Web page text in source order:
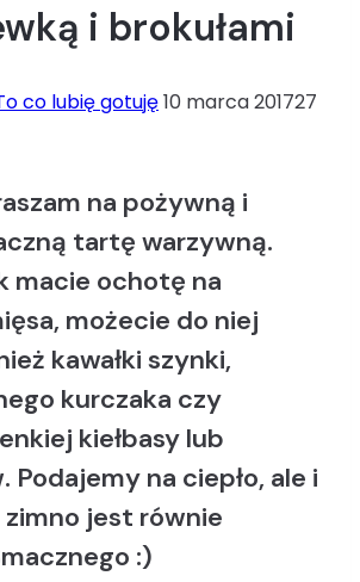
i brokułami
co lubię gotuję10 marca 201727
na pożywną i
tartę warzywną.
macie ochotę na
możecie do niej
kawałki szynki,
kurczaka czy
kiełbasy lub
Podajemy na ciepło, ale i
jest równie
:)